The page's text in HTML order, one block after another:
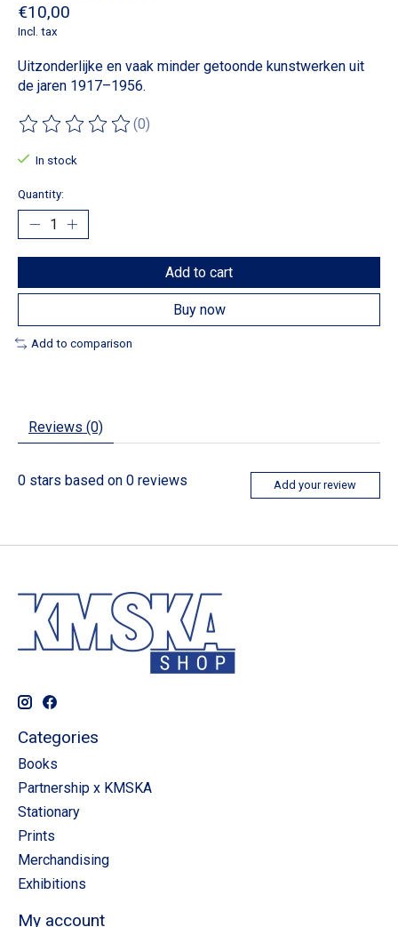
€10,00
Incl. tax
Uitzonderlijke en vaak minder getoonde kunstwerken uit
de jaren 1917–1956.
The rating of this product is
(0)
In stock
Quantity:
Add to cart
Buy now
Add to comparison
Reviews (0)
0 stars based on 0 reviews Add your review
Categories
Books
Partnership x KMSKA
Stationary
Prints
Merchandising
Exhibitions
My account